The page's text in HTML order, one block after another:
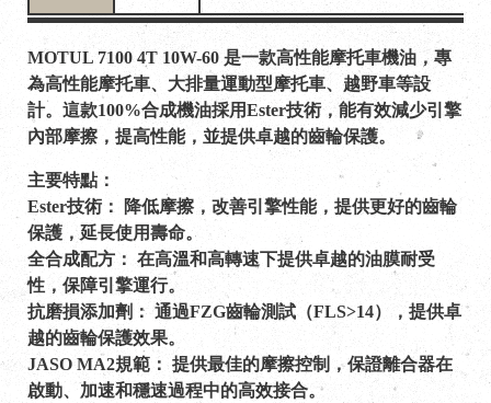
MOTUL 7100 4T 10W-60 是一款高性能摩托車機油，專
為高性能摩托車、大排量運動型摩托車、越野車等設
計。這款100%合成機油採用Ester技術，能有效減少引擎
內部摩擦，提高性能，並提供卓越的齒輪保護。
主要特點：
Ester技術： 降低摩擦，改善引擎性能，提供更好的齒輪
保護，延長使用壽命。
全合成配方： 在高溫和高轉速下提供卓越的油膜耐受
性，保障引擎運行。
抗磨損添加劑： 通過FZG齒輪測試（FLS>14），提供卓
越的齒輪保護效果。
JASO MA2規範： 提供最佳的摩擦控制，保證離合器在
啟動、加速和穩速過程中的高效接合。